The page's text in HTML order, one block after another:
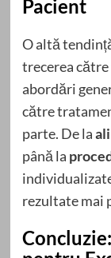
Pacient
O altă
trecerea către
abordări
către
parte. De la
până la
rezultate mai